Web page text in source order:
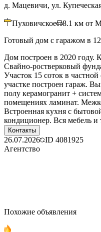
д. Мацевичи, ул.
Пуховичское 8.1 км от
Готовый дом с гаражом в
Дом построен в 2020 году.
Свайно-ростверковый
Участок 15 соток в
участке построен гараж.
полу керамогранит +
помещениях ламинат.
Встроенная кухня с
кондиционер. Вся мебель и
Контакты
26.07.2026 ID 4081925
Агентство
Похожие объявления